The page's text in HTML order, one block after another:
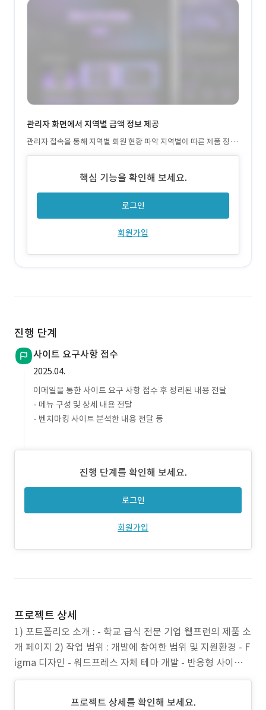
관리자 화면에서 지역별 금액 정보 제공
관리자 접속을 통해 지역별 회원 현황 파악 지역별에 따른 제품 정보
제공
핵심 기능을 확인해 보세요.
로그인
회원가입
진행 단계
사이트 요구사항 접수
2025.04.
이메일을 통한 사이트 요구 사항 접수 후 정리된 내용 전달
- 메뉴 구성 및 상세 내용 전달
- 벤치마킹 사이트 분석한 내용 전달 등
진행 단계를 확인해 보세요.
로그인
회원가입
프로젝트 상세
1) 포트폴리오 소개 : - 학교 급식 전문 기업 웰프런의 제품 소
개 페이지 2) 작업 범위 : 개발에 참여한 범위 및 지원환경 - F
igma 디자인 - 워드프레스 자체 테마 개발 - 반응형 사이트
개발 3) 주요 업무 - 회원가입시 등급에 따른 차등된 제품 금
프로젝트 상세를 확인해 보세요.